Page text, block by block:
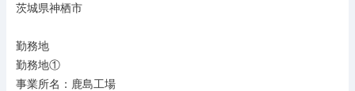
茨城県神栖市
勤務地
勤務地①
事業所名：鹿島工場